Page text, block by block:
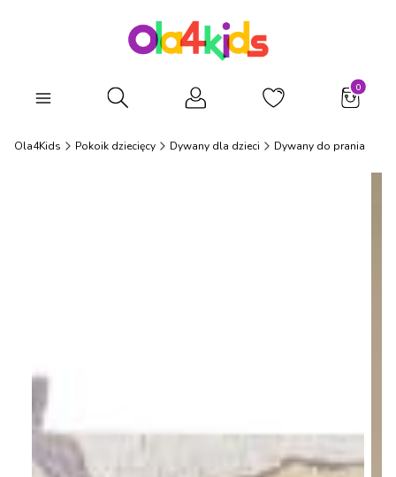
Otwórz wyszukiwarkę
Ola4Kids Pokoik dziecięcy Dywany dla dzieci Dywany do prania